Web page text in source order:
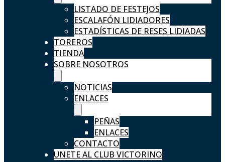
LISTADO DE FESTEJOS
ESCALAFÓN LIDIADORES
ESTADÍSTICAS DE RESES LIDIADAS
TOREROS
TIENDA
SOBRE NOSOTROS
NOTICIAS
ENLACES
PEÑAS
ENLACES
CONTACTO
UNETE AL CLUB VICTORINO